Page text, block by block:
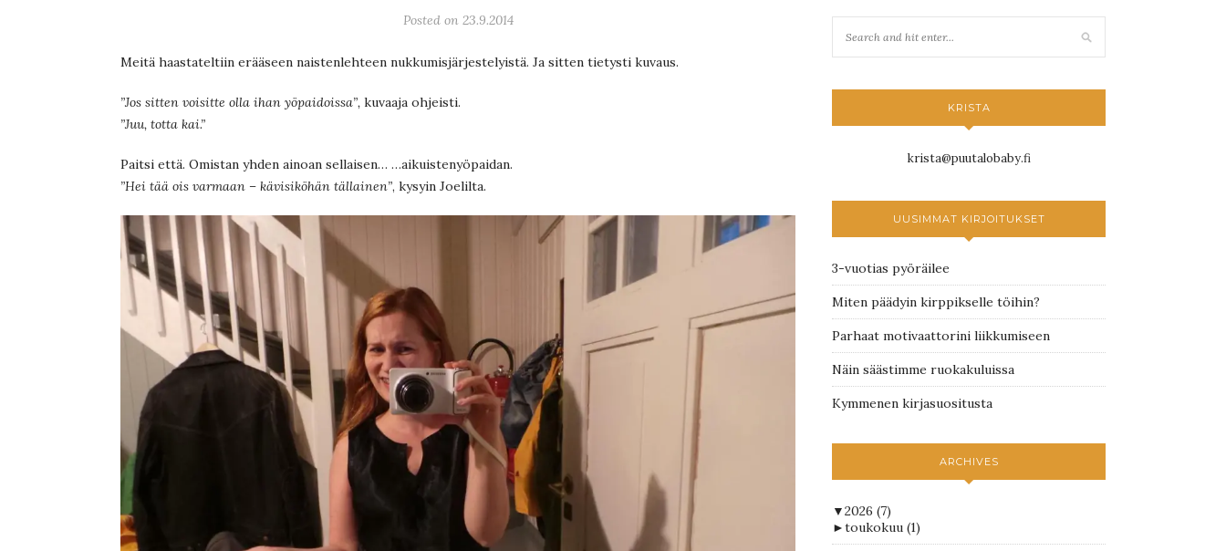
Posted on 23.9.2014
Meitä haastateltiin erääseen naistenlehteen nukkumisjärjestelyistä. Ja sitten tietysti kuvaus.
”Jos sitten voisitte olla ihan yöpaidoissa”, kuvaaja ohjeisti.
”Juu, totta kai.”
Paitsi että. Omistan yhden ainoan sellaisen… …aikuistenyöpaidan.
”Hei tää ois varmaan – kävisiköhän tällainen”, kysyin Joelilta.
KRISTA
krista@puutalobaby.fi
UUSIMMAT KIRJOITUKSET
3-vuotias pyöräilee
Miten päädyin kirppikselle töihin?
Parhaat motivaattorini liikkumiseen
Näin säästimme ruokakuluissa
Kymmenen kirjasuositusta
ARCHIVES
▼2026 (7)
►toukokuu (1)